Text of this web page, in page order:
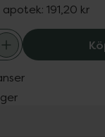
apotek: 191,20 kr